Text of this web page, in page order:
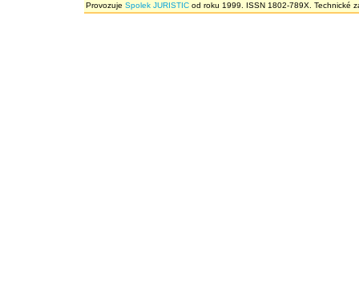
Provozuje Spolek JURISTIC od roku 1999. ISSN 1802-789X. Technické